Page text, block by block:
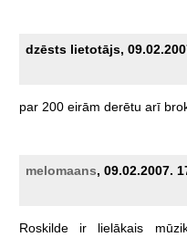
dzēsts lietotājs,
par 200 eirām derētu arī
melomaans, 09.02.2007.
Roskilde ir lielākais